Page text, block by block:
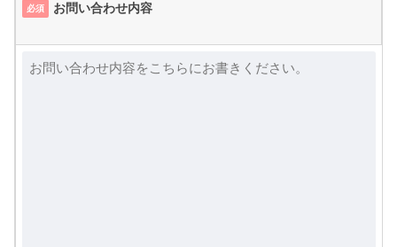
必須 お問い合わせ内容